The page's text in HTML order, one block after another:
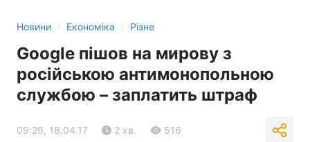
Новини › Економіка › Різне
Google пішов на мирову з
російською антимонопольною
службою – заплатить штраф
09:26, 18.04.17 2 хв. 516